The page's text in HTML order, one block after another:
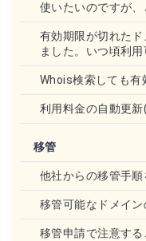
使いたいのですが
有効期限が切れた
ました。いつ頃利
Whois検索しても有
利用料金の自動更
移管
他社からの移管手順
移管可能なドメイン
移管申請で注意す